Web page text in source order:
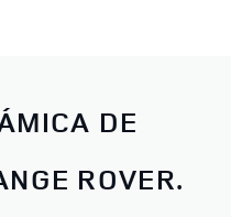
DE
ROVER.